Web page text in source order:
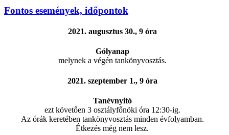
Fontos események, időpontok
2021. augusztus 30., 9 óra
Gólyanap
melynek a végén tankönyvosztás.
2021. szeptember 1., 9 óra
Tanévnyitó
ezt követően 3 osztályfőnöki óra 12:30-ig.
Az órák keretében tankönyvosztás minden évfolyamban.
Étkezés még nem lesz.